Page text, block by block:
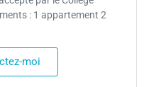
: 1 appartement 2
moi